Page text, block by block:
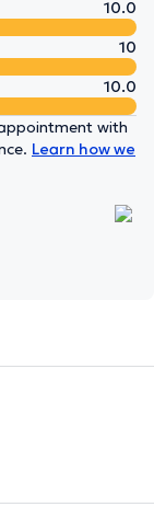
10.0
10
10.0
with
Learn how we